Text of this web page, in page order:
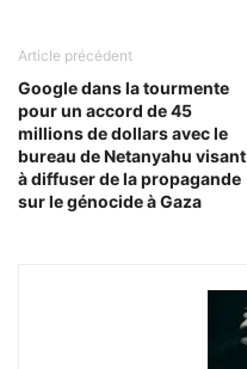
Article précédent
Google dans la tourmente
pour un accord de 45
millions de dollars avec le
bureau de Netanyahu visant
à diffuser de la propagande
sur le génocide à Gaza